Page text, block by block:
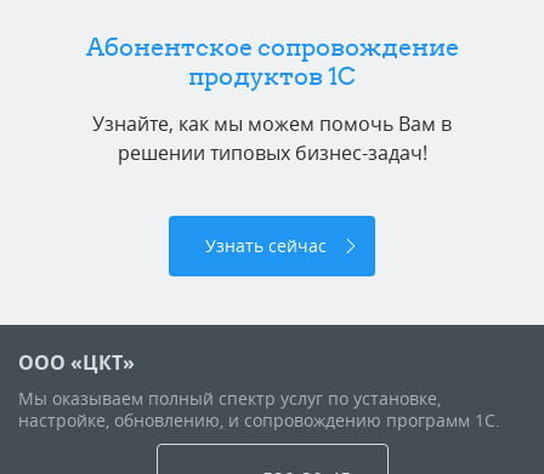
Абонентское сопровождение
продуктов 1C
Узнайте, как мы можем помочь Вам в
решении типовых бизнес-задач!
Узнать сейчас
ООО «ЦКТ»
Мы оказываем полный спектр услуг по установке,
настройке, обновлению, и сопровождению программ 1С.